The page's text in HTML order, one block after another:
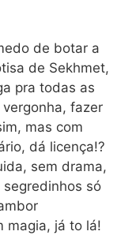
de botar a
de Sekhmet,
pra todas as
fazer
mas com
dá licença!?
sem drama,
só
magia, já to lá!